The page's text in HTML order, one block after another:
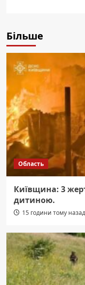
Більше
Область
Київщина: 3
дитиною.
15 години тому назад